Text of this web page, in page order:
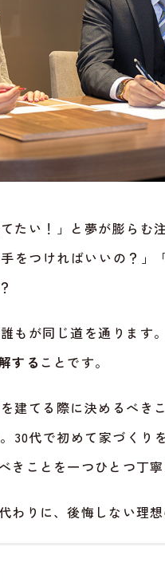
たい！」と夢が膨ら
をつければいいの？
もが同じ道を通ります
する ことです。
建てる際に決めるべき
30代で初めて家づくり
きことを一つひとつ丁寧
わりに、後悔しない理